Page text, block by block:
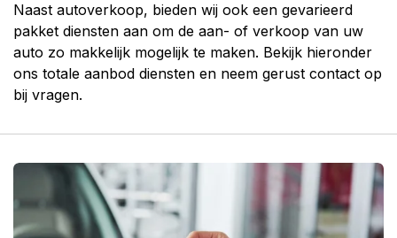
Naast autoverkoop, bieden wij ook een gevarieerd
pakket diensten aan om de aan- of verkoop van uw
auto zo makkelijk mogelijk te maken. Bekijk hieronder
ons totale aanbod diensten en neem gerust contact op
bij vragen.